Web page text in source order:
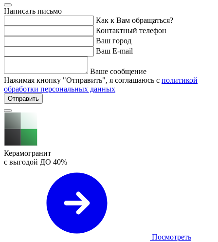
Написать письмо
Как к Вам обращаться?
Контактный телефон
Ваш город
Ваш E-mail
Ваше сообщение
Нажимая кнопку "Отправить", я соглашаюсь с политикой
обработки персональных данных
Отправить
Керамогранит
с выгодой ДО 40%
Посмотреть